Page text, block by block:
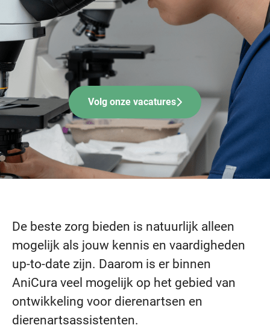
Volg onze vacatures
De beste zorg bieden is natuurlijk alleen
mogelijk als jouw kennis en vaardigheden
up-to-date zijn. Daarom is er binnen
AniCura veel mogelijk op het gebied van
ontwikkeling voor dierenartsen en
dierenartsassistenten.